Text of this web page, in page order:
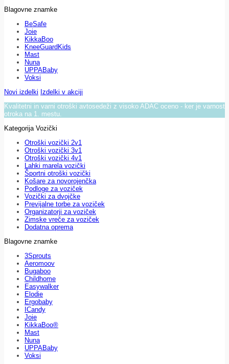
Blagovne znamke
BeSafe
Joie
KikkaBoo
KneeGuardKids
Mast
Nuna
UPPABaby
Voksi
Novi izdelki Izdelki v akciji
Kvalitetni in varni otroški avtosedeži z visoko ADAC oceno - ker je varnost
otroka na 1. mestu.
Kategorija Vozički
Otroški vozički 2v1
Otroški vozički 3v1
Otroški vozički 4v1
Lahki marela vozički
Športni otroški vozički
Košare za novorojenčka
Podloge za voziček
Vozički za dvojčke
Previjalne torbe za voziček
Organizatorji za voziček
Zimske vreče za voziček
Dodatna oprema
Blagovne znamke
3Sprouts
Aeromoov
Bugaboo
Childhome
Easywalker
Elodie
Ergobaby
ICandy
Joie
KikkaBoo®
Mast
Nuna
UPPABaby
Voksi